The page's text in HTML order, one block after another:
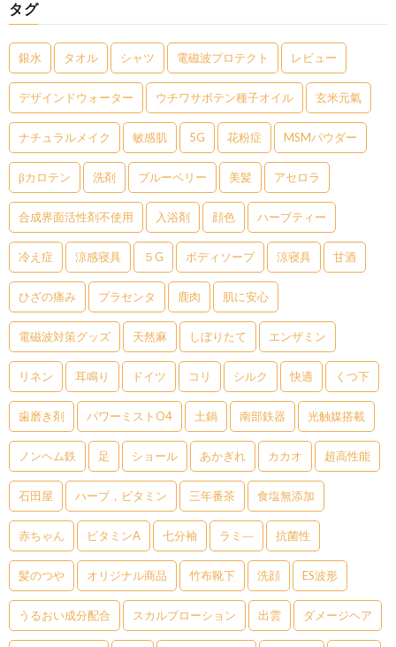
タグ
銀水 タオル シャツ 電磁波プロテクト レビュー
デザインドウォーター ウチワサボテン種子オイル 玄米元氣
ナチュラルメイク 敏感肌 5G 花粉症 MSMパウダー
βカロテン 洗剤 ブルーベリー 美髪 アセロラ
合成界面活性剤不使用 入浴剤 顔色 ハーブティー
冷え症 涼感寝具 ５G ボディソープ 涼寝具 甘酒
ひざの痛み プラセンタ 鹿肉 肌に安心
電磁波対策グッズ 天然麻 しぼりたて エンザミン
リネン 耳鳴り ドイツ コリ シルク 快適 くつ下
歯磨き剤 パワーミストO4 土鍋 南部鉄器 光触媒搭載
ノンヘム鉄 足 ショール あかぎれ カカオ 超高性能
石田屋 ハーブ，ビタミン 三年番茶 食塩無添加
赤ちゃん ビタミンA 七分袖 ラミ― 抗菌性
髪のつや オリジナル商品 竹布靴下 洗顔 ES波形
うるおい成分配合 スカルプローション 出雲 ダメージヘア